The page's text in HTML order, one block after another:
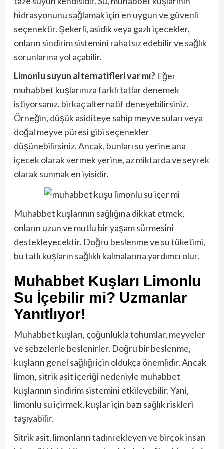
hidrasyonunu sağlamak için en uygun ve güvenli
seçenektir. Şekerli, asidik veya gazlı içecekler,
onların sindirim sistemini rahatsız edebilir ve sağlık
sorunlarına yol açabilir.
Limonlu suyun alternatifleri var mı?Eğer
muhabbet kuşlarınıza farklı tatlar denemek
istiyorsanız, birkaç alternatif deneyebilirsiniz.
Örneğin, düşük asiditeye sahip meyve suları veya
doğal meyve püresi gibi seçenekler
düşünebilirsiniz. Ancak, bunları su yerine ana
içecek olarak vermek yerine, az miktarda ve seyrek
olarak sunmak en iyisidir.
Muhabbet kuşlarının sağlığına dikkat etmek,
onların uzun ve mutlu bir yaşam sürmesini
destekleyecektir. Doğru beslenme ve su tüketimi,
bu tatlı kuşların sağlıklı kalmalarına yardımcı olur.
Muhabbet Kuşları Limonlu
Su İçebilir mi? Uzmanlar
Yanıtlıyor!
Muhabbet kuşları, çoğunlukla tohumlar, meyveler
ve sebzelerle beslenirler. Doğru bir beslenme,
kuşların genel sağlığı için oldukça önemlidir. Ancak
limon, sitrik asit içeriği nedeniyle muhabbet
kuşlarının sindirim sistemini etkileyebilir. Yani,
limonlu su içirmek, kuşlar için bazı sağlık riskleri
taşıyabilir.
Sitrik asit, limonların tadını ekleyen ve birçok insan